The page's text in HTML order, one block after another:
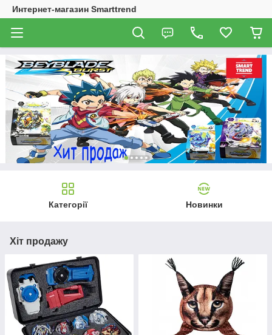
Интернет-магазин Smarttrend
Категорії Новинки
Хіт продажу